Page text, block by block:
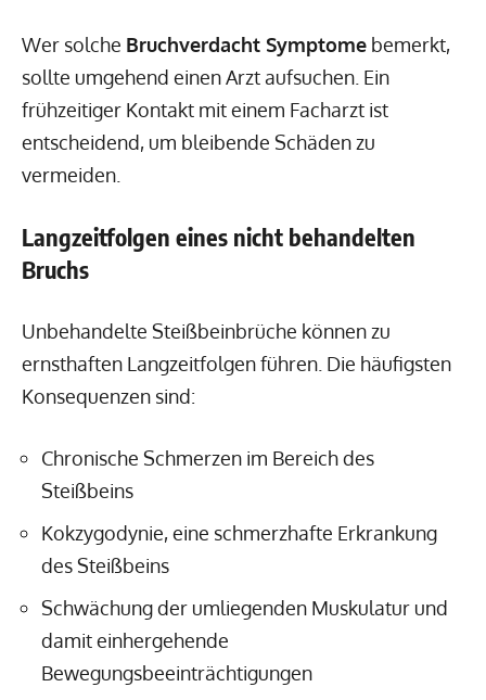
Wer solche Bruchverdacht Symptome bemerkt,
sollte umgehend einen Arzt aufsuchen. Ein
frühzeitiger Kontakt mit einem Facharzt ist
entscheidend, um bleibende Schäden zu
vermeiden.
Langzeitfolgen eines nicht behandelten
Bruchs
Unbehandelte Steißbeinbrüche können zu
ernsthaften Langzeitfolgen führen. Die häufigsten
Konsequenzen sind:
Chronische Schmerzen im Bereich des
Steißbeins
Kokzygodynie, eine schmerzhafte Erkrankung
des Steißbeins
Schwächung der umliegenden Muskulatur und
damit einhergehende
Bewegungsbeeinträchtigungen